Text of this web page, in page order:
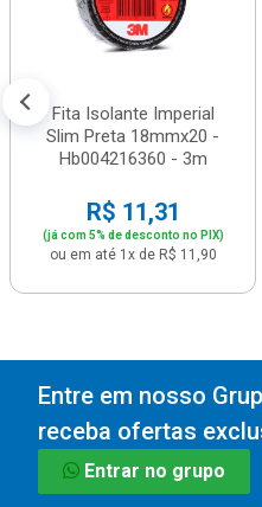
Fita Isolante Imperial
Slim Preta 18mmx20 -
Hb004216360 - 3m
R$ 11,31
(já com 5% de desconto no PIX)
ou em até 1x de R$ 11,90
Entre em nosso
receba ofertas
Entrar no grupo